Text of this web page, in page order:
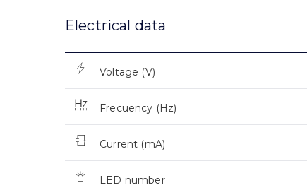
Electrical data
Voltage (V)
Frecuency (Hz)
Current (mA)
LED number